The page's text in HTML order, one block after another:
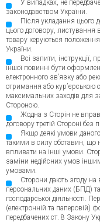
У випадках, не
законодавством України.
Після укладання цього
цього договору, листування
товару керуються
України.
Всі запити, інструкції,
іншої повинні бути
електронного зв’язку або
отримання або
максимальних заходів для
Стороною.
Жодна з Сторін не
договору третій Стороні без
Якщо деякі умови
такими в силу обставин, що
впливати на інші умови.
заміни недійсних умов
умовами.
Сторони дають згоду
персональних даних (БПД)
господарської діяльності.
(електронній та паперовій)
передбачених ст. 8 Закону